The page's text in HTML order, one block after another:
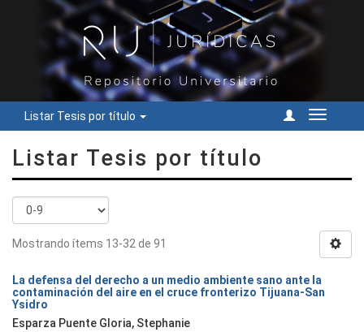
Listar Tesis por título
Cambiar
Listar Tesis por título
Mostrando ítems 13-32 de 91
La defensa del derecho a un medio ambiente sano ante la
contaminación del aire en el cruce fronterizo Tijuana-San
Ysidro
Esparza Puente Gloria, Stephanie